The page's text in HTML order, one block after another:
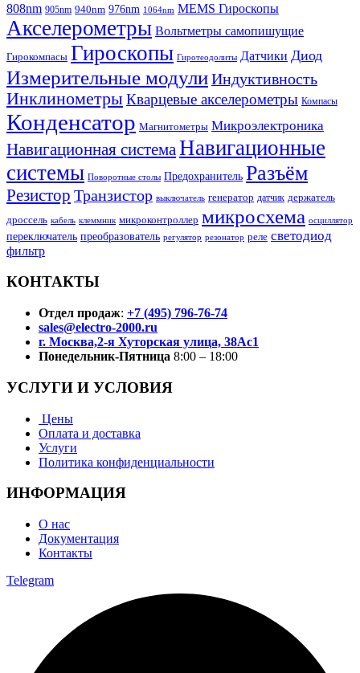
808nm 905nm 940nm 976nm 1064nm MEMS Гироскопы
Акселерометры Вольтметры самопишущие
Гирокомпасы Гироскопы Гиротеодолиты Датчики Диод
Измерительные модулиИндуктивность
ИнклинометрыКварцевые акселерометры Компасы
Конденсатор Магнитометры Микроэлектроника
Навигационная система Навигационные
системы Поворотные столы Предохранитель Разъём
Резистор Транзистор выключатель генератор датчик держатель
дроссель кабель клеммник микроконтроллер микросхема осциллятор
переключатель преобразователь регулятор резонатор реле светодиод
фильтр
КОНТАКТЫ
Отдел продаж: +7 (495) 796-76-74
sales@electro-2000.ru
г. Москва,2-я Хуторская улица, 38Ас1
Понедельник-Пятница 8:00 – 18:00
УСЛУГИ И УСЛОВИЯ
Цены
Оплата и доставка
Услуги
Политика конфиденциальности
ИНФОРМАЦИЯ
О нас
Документация
Контакты
Telegram